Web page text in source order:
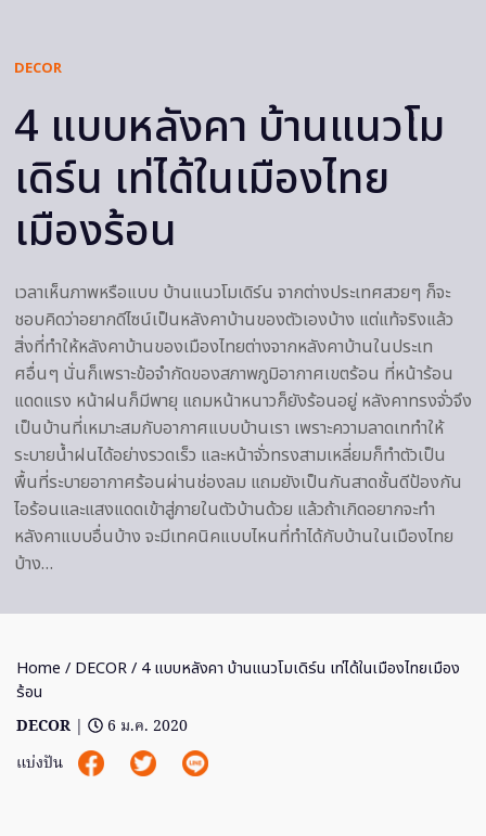
DECOR
4 แบบหลังคา บ้านแนวโม
เดิร์น เท่ได้ในเมืองไทย
เมืองร้อน
เวลาเห็นภาพหรือแบบ บ้านแนวโมเดิร์น จากต่างประเทศสวยๆ ก็จะ
ชอบคิดว่าอยากดีไซน์เป็นหลังคาบ้านของตัวเองบ้าง แต่แท้จริงแล้ว
สิ่งที่ทำให้หลังคาบ้านของเมืองไทยต่างจากหลังคาบ้านในประเท
ศอื่นๆ นั่นก็เพราะข้อจำกัดของสภาพภูมิอากาศเขตร้อน ที่หน้าร้อน
แดดแรง หน้าฝนก็มีพายุ แถมหน้าหนาวก็ยังร้อนอยู่ หลังคาทรงจั่วจึง
เป็นบ้านที่เหมาะสมกับอากาศแบบบ้านเรา เพราะความลาดเททำให้
ระบายน้ำฝนได้อย่างรวดเร็ว และหน้าจั่วทรงสามเหลี่ยมก็ทำตัวเป็น
พื้นที่ระบายอากาศร้อนผ่านช่องลม แถมยังเป็นกันสาดชั้นดีป้องกัน
ไอร้อนและแสงแดดเข้าสู่ภายในตัวบ้านด้วย แล้วถ้าเกิดอยากจะทำ
หลังคาแบบอื่นบ้าง จะมีเทคนิคแบบไหนที่ทำได้กับบ้านในเมืองไทย
บ้าง…
Home / DECOR/ 4 แบบหลังคา บ้านแนวโมเดิร์น เท่ได้ในเมืองไทยเมือง
ร้อน
DECOR |
6 ม.ค. 2020
แบ่งปัน